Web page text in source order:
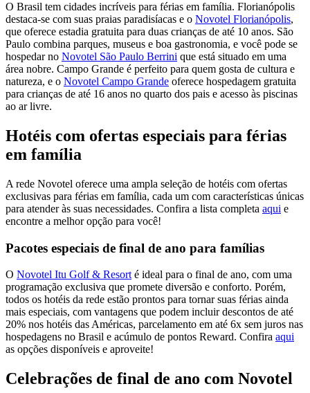
O Brasil tem cidades incríveis para férias em família. Florianópolis
destaca-se com suas praias paradisíacas e o Novotel Florianópolis,
que oferece estadia gratuita para duas crianças de até 10 anos. São
Paulo combina parques, museus e boa gastronomia, e você pode se
hospedar no Novotel São Paulo Berrini que está situado em uma
área nobre. Campo Grande é perfeito para quem gosta de cultura e
natureza, e o Novotel Campo Grande oferece hospedagem gratuita
para crianças de até 16 anos no quarto dos pais e acesso às piscinas
ao ar livre.
Hotéis com ofertas especiais para férias
em família
A rede Novotel oferece uma ampla seleção de hotéis com ofertas
exclusivas para férias em família, cada um com características únicas
para atender às suas necessidades. Confira a lista completa aqui e
encontre a melhor opção para você!
Pacotes especiais de final de ano para famílias
O Novotel Itu Golf & Resort é ideal para o final de ano, com uma
programação exclusiva que promete diversão e conforto. Porém,
todos os hotéis da rede estão prontos para tornar suas férias ainda
mais especiais, com vantagens que podem incluir descontos de até
20% nos hotéis das Américas, parcelamento em até 6x sem juros nas
hospedagens no Brasil e acúmulo de pontos Reward. Confira aqui
as opções disponíveis e aproveite!
Celebrações de final de ano com Novotel